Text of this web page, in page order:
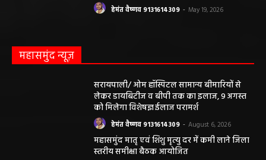
हेमंत वैष्णव 9131614309 - May 19, 2026
महासमुंद न्यूज़
सरायपाली/ ओम हॉस्पिटल सामान्य बीमारियों से
लेकर डायबिटीज व बीपी तक का इलाज, 9 अगस्त
को मिलेगा विशेषज्ञ ईलाज परामर्श
हेमंत वैष्णव 9131614309 - August 6, 2026
महासमुंद मातृ एवं शिशु मृत्यु दर में कमी लाने जिला
स्तरीय समीक्षा बैठक आयोजित